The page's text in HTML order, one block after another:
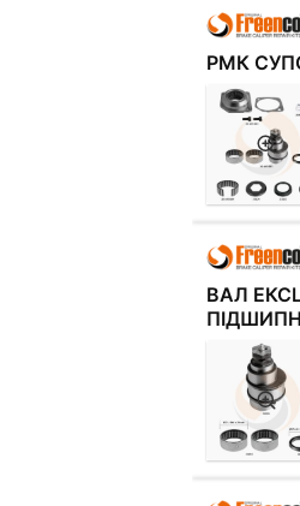
РМК
ВАЛ